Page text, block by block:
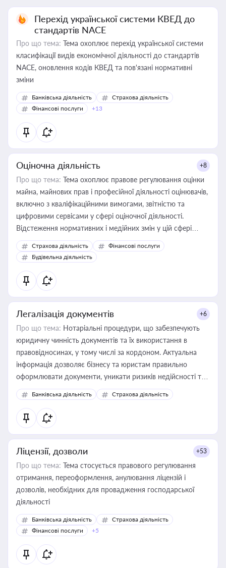
Перехід української системи КВЕД до
стандартів NACE
Про що тема: Тема охоплює перехід української системи
класифікації видів економічної діяльності до стандартів
NACE, оновлення кодів КВЕД та пов'язані нормативні
зміни
Банківська діяльність
Страхова діяльність
Фінансові послуги
+13
Оціночна діяльність +8
Про що тема: Тема охоплює правове регулювання оцінки
майна, майнових прав і професійної діяльності оцінювачів,
включно з кваліфікаційними вимогами, звітністю та
цифровими сервісами у сфері оціночної діяльності.
Відстеження нормативних і медійних змін у цій сфері
корисне для власника бізнесу, керівника, юриста або
бухгалтера під час оподаткування, приватизації, оренди
державного майна, корпоративних угод і перевірки
статусу суб'єктів оціночної діяльності
Страхова діяльність
Фінансові послуги
Будівельна діяльність
Легалізація документів +6
Про що тема: Нотаріальні процедури, що забезпечують
юридичну чинність документів та їх використання в
правовідносинах, у тому числі за кордоном. Актуальна
інформація дозволяє бізнесу та юристам правильно
оформлювати документи, уникати ризиків недійсності та
забезпечувати їх належне прийняття органами влади та
контрагентами
Банківська діяльність Страхова діяльність
Ліцензії, дозволи +53
Про що тема: Тема стосується правового регулювання
отримання, переоформлення, анулювання ліцензій і
дозволів, необхідних для провадження господарської
діяльності
Банківська діяльність
Страхова діяльність
Фінансові послуги
+5